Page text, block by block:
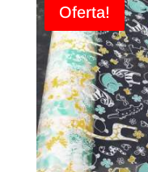
Oferta!